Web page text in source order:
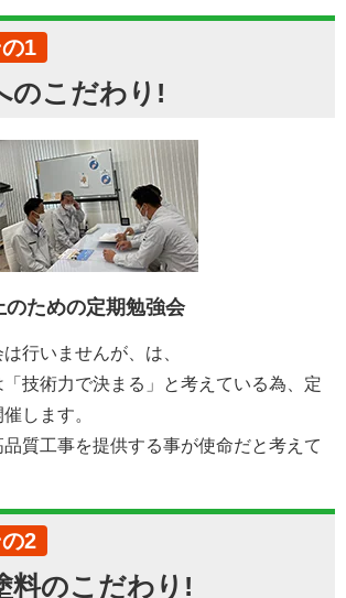
1
のこだわり!
のための定期勉強会
行いませんが、は、
技術力で決まる」と考えている為、定
します。
質工事を提供する事が使命だと考えて
2
料のこだわり!